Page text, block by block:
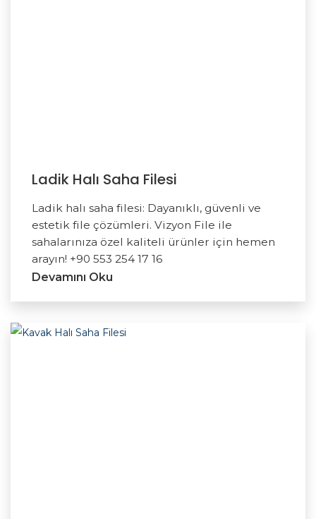
Ladik Halı Saha Filesi
Ladik halı saha filesi: Dayanıklı, güvenli ve
estetik file çözümleri. Vizyon File ile
sahalarınıza özel kaliteli ürünler için hemen
arayın! +90 553 254 17 16
Devamını Oku